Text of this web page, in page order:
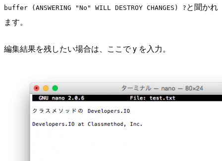
buffer (ANSWERING "No" WILL DESTROY CHANGES) ? と聞かれ
ます。
編集結果を残したい場合は、ここで y を入力。